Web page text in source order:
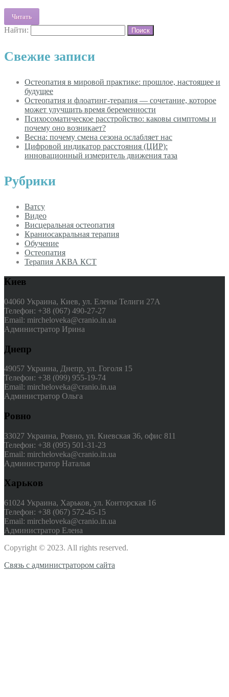
Читать
Найти:
Свежие записи
Остеопатия в мировой практике: прошлое, настоящее и
будущее
Остеопатия и флоатинг-терапия — сочетание, которое
может улучшить время беременности
Психосоматическое расстройство: каковы симптомы и
почему оно возникает?
Весна: почему смена сезона ослабляет нас
Цифровой индикатор расстояния (ЦИР):
инновационный измеритель движения таза
Рубрики
Ватсу
Видео
Висцеральная остеопатия
Краниосакральная терапия
Обучение
Остеопатия
Терапия АКВА КСТ
Киев
04060 Украина, Киев, ул. Елены Телиги 27А
Телефон: +38 (067) 490-27-27
Email: mircheloveka@cranio.in.ua
Администратор Ирина
Днепр
49057 Украина, Днепр, ул. Гоголя 15
Телефон: +38 (099) 955-19-74
Email: mircheloveka@cranio.in.ua
Администратор Ольга
Ровно
33027 Украина, Ровно, ул. Киевская 36, офис 811
Телефон: +38 (095) 501-31-23
Email: mircheloveka@cranio.in.ua
Администратор Наталья
Харьков
61024 Украина, Харьков, ул. Конторская 16
Телефон: +38 (067) 572-45-15
Email: mircheloveka@cranio.in.ua
Администратор Елена
Copyright © 2023. All rights reserved.
Связь с администратором сайта